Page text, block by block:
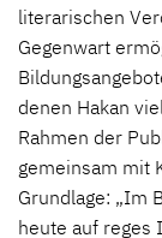
literarischen
Gegenwart
denen Hakan
Rahmen der
gemeinsam mit
Grundlage: „Im
heute auf reges